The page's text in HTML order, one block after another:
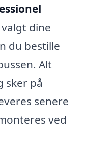
dine
du bestille
Alt
sker på
senere
ved